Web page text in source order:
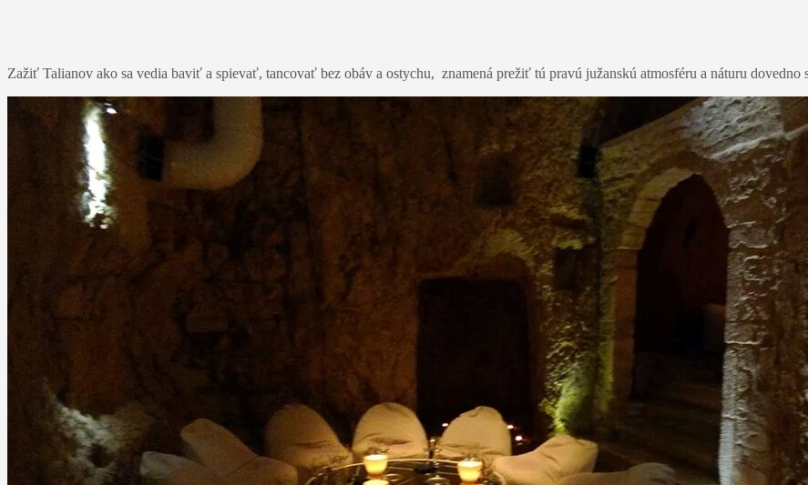
Zažiť Talianov ako sa vedia baviť a spievať, tancovať bez obáv a ostychu, znamená prežiť tú pravú južanskú atmosféru a náturu dovedno